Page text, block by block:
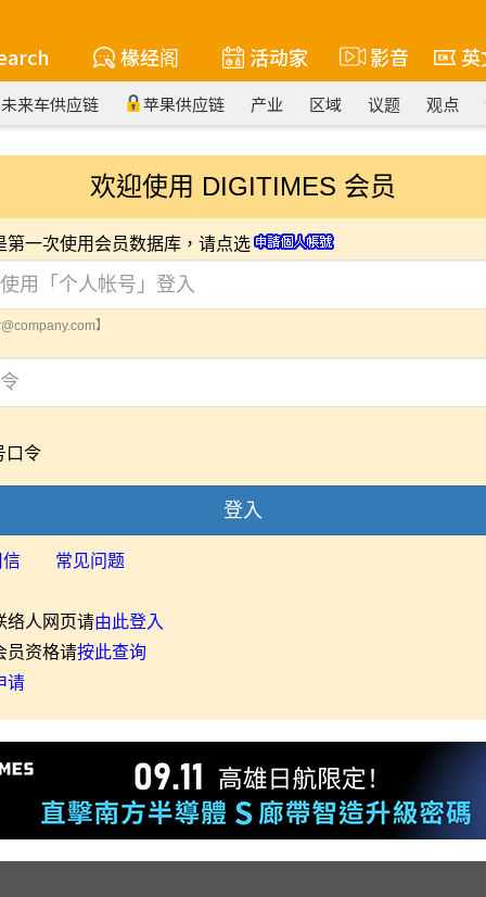
椽经阁 活动家 影音
未来车供应链 苹果供应链 产业 区域 议题 观点
欢迎使用 DIGITIMES 会员
一次使用会员数据库，请点选
】
口令
登入
信 常见问题
人网页请由此登入
资格请按此查询
请